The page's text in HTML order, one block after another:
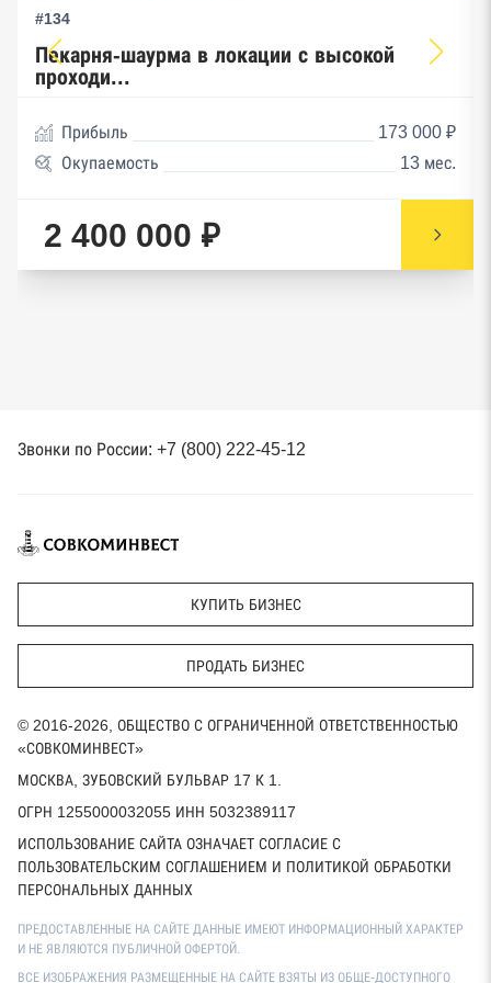
#134
Пекарня-шаурма в локации с высокой
проходи...
Прибыль
173 000 ₽
Окупаемость
13 мес.
2 400 000 ₽
Звонки по России: +7 (800) 222-45-12
КУПИТЬ БИЗНЕС
ПРОДАТЬ БИЗНЕС
© 2016-2026, ОБЩЕСТВО С ОГРАНИЧЕННОЙ ОТВЕТСТВЕННОСТЬЮ
«СОВКОМИНВЕСТ»
МОСКВА, ЗУБОВСКИЙ БУЛЬВАР 17 К 1.
ОГРН 1255000032055 ИНН 5032389117
ИСПОЛЬЗОВАНИЕ САЙТА ОЗНАЧАЕТ СОГЛАСИЕ С
ПОЛЬЗОВАТЕЛЬСКИМ СОГЛАШЕНИЕМ И ПОЛИТИКОЙ ОБРАБОТКИ
ПЕРСОНАЛЬНЫХ ДАННЫХ
ПРЕДОСТАВЛЕННЫЕ НА САЙТЕ ДАННЫЕ ИМЕЮТ ИНФОРМАЦИОННЫЙ ХАРАКТЕР
И НЕ ЯВЛЯЮТСЯ ПУБЛИЧНОЙ ОФЕРТОЙ.
ВСЕ ИЗОБРАЖЕНИЯ РАЗМЕЩЕННЫЕ НА САЙТЕ ВЗЯТЫ ИЗ ОБЩЕ-ДОСТУПНОГО